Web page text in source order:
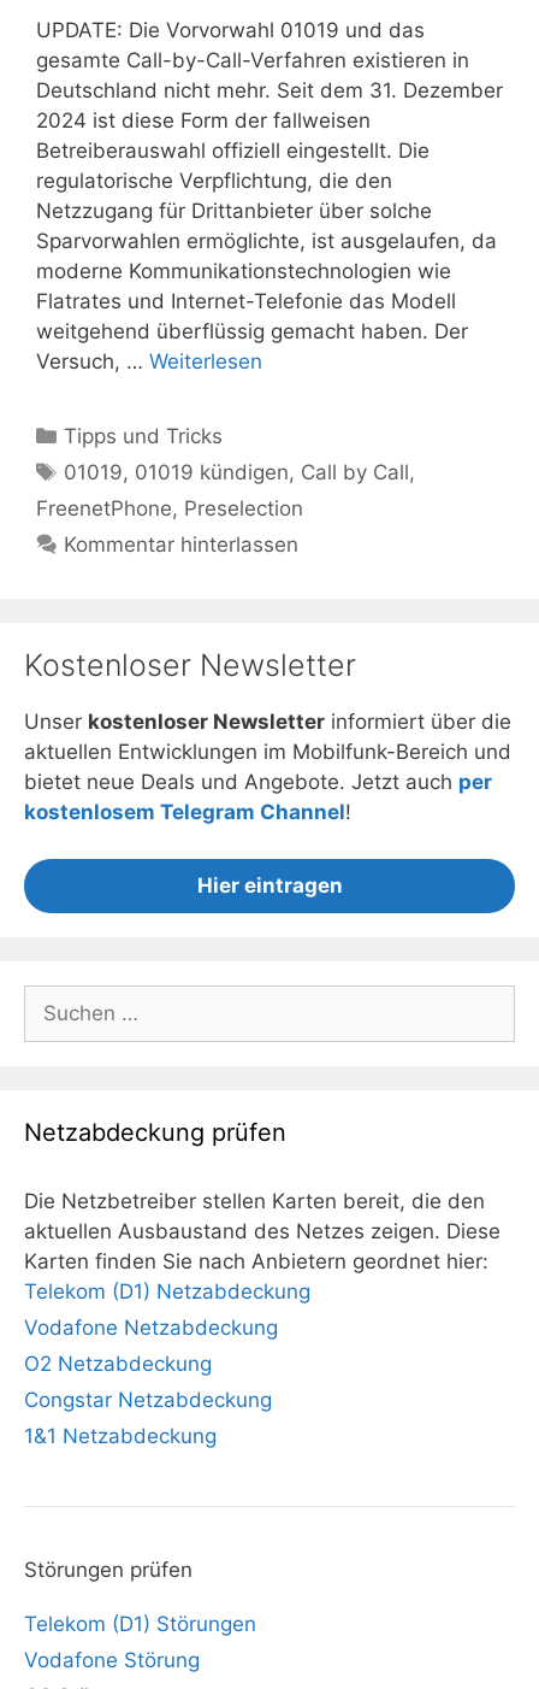
UPDATE: Die Vorvorwahl 01019 und das
gesamte Call-by-Call-Verfahren existieren in
Deutschland nicht mehr. Seit dem 31. Dezember
2024 ist diese Form der fallweisen
Betreiberauswahl offiziell eingestellt. Die
regulatorische Verpflichtung, die den
Netzzugang für Drittanbieter über solche
Sparvorwahlen ermöglichte, ist ausgelaufen, da
moderne Kommunikationstechnologien wie
Flatrates und Internet-Telefonie das Modell
weitgehend überflüssig gemacht haben. Der
Versuch, … Weiterlesen
Kategorien
Tipps und Tricks
Schlagwörter
01019, 01019 kündigen, Call by Call,
FreenetPhone, Preselection
Kommentar hinterlassen
Kostenloser Newsletter
Unser kostenloser Newsletter informiert über die
aktuellen Entwicklungen im Mobilfunk-Bereich und
bietet neue Deals und Angebote. Jetzt auch per
kostenlosem Telegram Channel!
Hier eintragen
nach:
Netzabdeckung prüfen
Die Netzbetreiber stellen Karten bereit, die den
aktuellen Ausbaustand des Netzes zeigen. Diese
Karten finden Sie nach Anbietern geordnet hier:
Telekom (D1) Netzabdeckung
Vodafone Netzabdeckung
O2 Netzabdeckung
Congstar Netzabdeckung
1&1 Netzabdeckung
Störungen prüfen
Telekom (D1) Störungen
Vodafone Störung